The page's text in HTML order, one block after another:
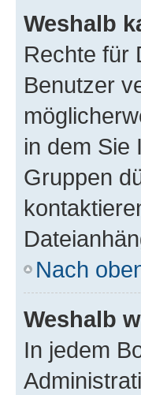
Weshalb
Rechte für
Benutzer
in dem Sie
Gruppen
Nach
Weshalb
In jedem